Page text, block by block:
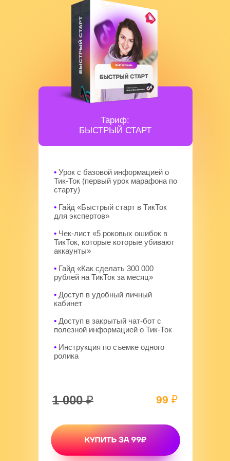
Тариф:
БЫСТРЫЙ СТАРТ
• Урок с базовой информацией о
Тик-Ток (первый урок марафона по
старту)
• Гайд «Быстрый старт в ТикТок
для экспертов»
• Чек-лист «5 роковых ошибок в
ТикТок, которые которые убивают
аккаунты»
• Гайд «Как сделать 300 000
рублей на ТикТок за месяц»
• Доступ в удобный личный
кабинет
• Доступ в закрытый чат-бот с
полезной информацией о Тик-Ток
• Инструкция по съемке одного
ролика
1 000₽ 99 ₽